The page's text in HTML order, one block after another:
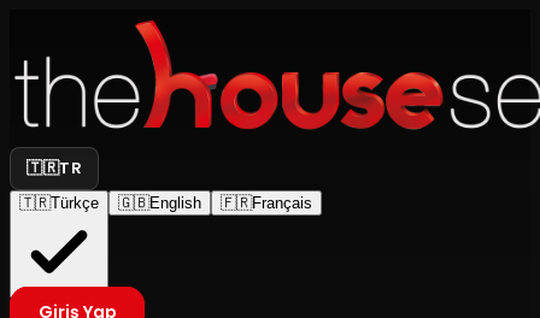
🇹🇷TR
🇹🇷Türkçe 🇬🇧English 🇫🇷Français
Giriş Yap